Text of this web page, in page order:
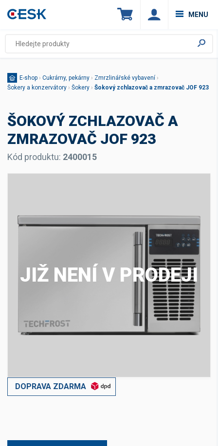
MENU
E-shop › Cukrárny, pekárny › Zmrzlinářské vybavení ›
Šokery a konzervátory › Šokery › Šokový zchlazovač a zmrazovač JOF 923
ŠOKOVÝ ZCHLAZOVAČ A
ZMRAZOVAČ JOF 923
Kód produktu: 2400015
JIŽ NENÍ V PRODEJI
DOPRAVA ZDARMA